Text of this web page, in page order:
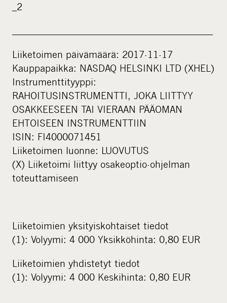
_2
Liiketoimen päivämäärä: 2017-11-17
Kauppapaikka: NASDAQ HELSINKI LTD (XHEL)
Instrumenttityyppi:
RAHOITUSINSTRUMENTTI, JOKA LIITTYY
OSAKKEESEEN TAI VIERAAN PÄÄOMAN
EHTOISEEN INSTRUMENTTIIN
ISIN: FI4000071451
Liiketoimen luonne: LUOVUTUS
(X) Liiketoimi liittyy osakeoptio-ohjelman
toteuttamiseen
Liiketoimien yksityiskohtaiset tiedot
(1): Volyymi: 4 000 Yksikköhinta: 0,80 EUR
Liiketoimien yhdistetyt tiedot
(1): Volyymi: 4 000 Keskihinta: 0,80 EUR